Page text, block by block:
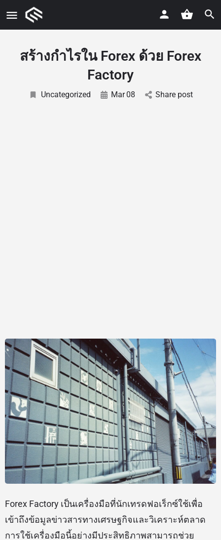
สร้างกำไรใน Forex ด้วย Forex
Factory
Uncategorized Mar 08 Share post
Forex Factory เป็นเครื่องมือที่นักเทรดฟอเร็กซ์ใช้เพื่อ
เข้าถึงข้อมูลข่าวสารทางเศรษฐกิจและวิเคราะห์ตลาด
การใช้เครื่องมือนี้อย่างมีประสิทธิภาพสามารถช่วย